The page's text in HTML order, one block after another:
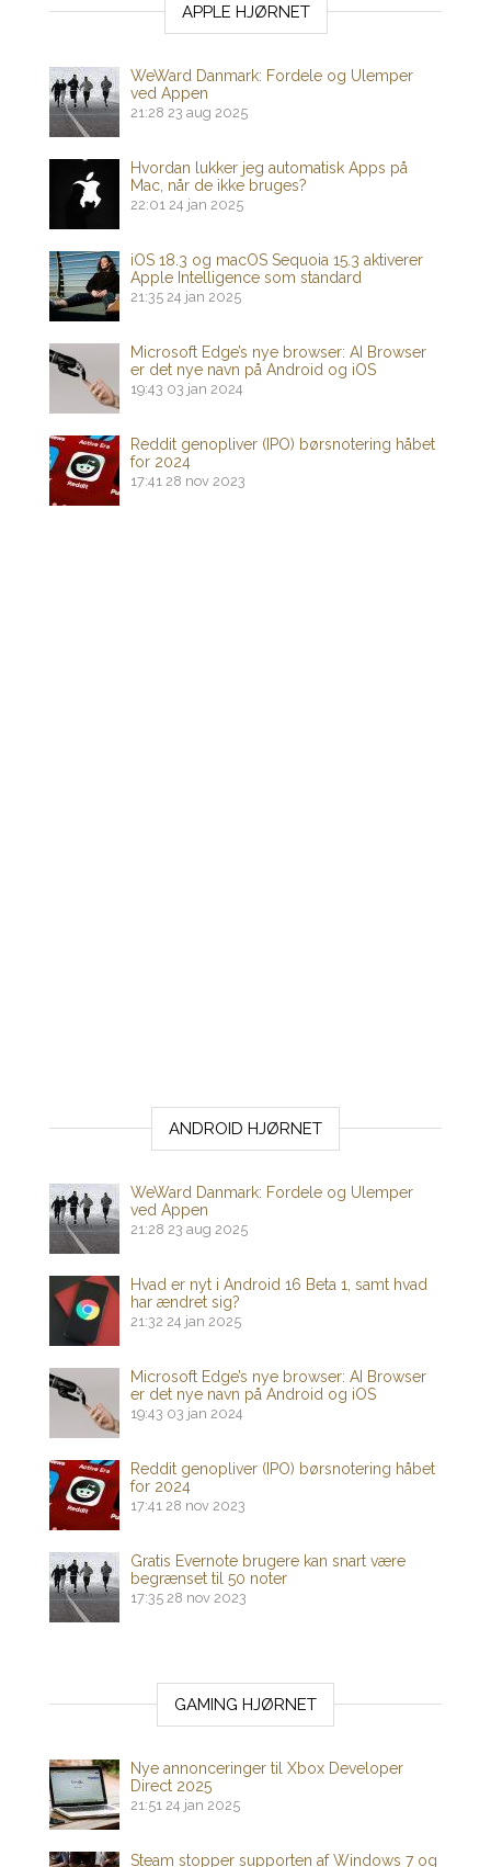
APPLE HJØRNET
WeWard Danmark: Fordele og Ulemper
ved Appen
21:28 23 aug 2025
Hvordan lukker jeg automatisk Apps på
Mac, når de ikke bruges?
22:01 24 jan 2025
iOS 18.3 og macOS Sequoia 15.3 aktiverer
Apple Intelligence som standard
21:35 24 jan 2025
Microsoft Edge’s nye browser: AI Browser
er det nye navn på Android og iOS
19:43 03 jan 2024
Reddit genopliver (IPO) børsnotering håbet
for 2024
17:41 28 nov 2023
ANDROID HJØRNET
WeWard Danmark: Fordele og Ulemper
ved Appen
21:28 23 aug 2025
Hvad er nyt i Android 16 Beta 1, samt hvad
har ændret sig?
21:32 24 jan 2025
Microsoft Edge’s nye browser: AI Browser
er det nye navn på Android og iOS
19:43 03 jan 2024
Reddit genopliver (IPO) børsnotering håbet
for 2024
17:41 28 nov 2023
Gratis Evernote brugere kan snart være
begrænset til 50 noter
17:35 28 nov 2023
GAMING HJØRNET
Nye annonceringer til Xbox Developer
Direct 2025
21:51 24 jan 2025
Steam stopper supporten af ​​Windows 7 og